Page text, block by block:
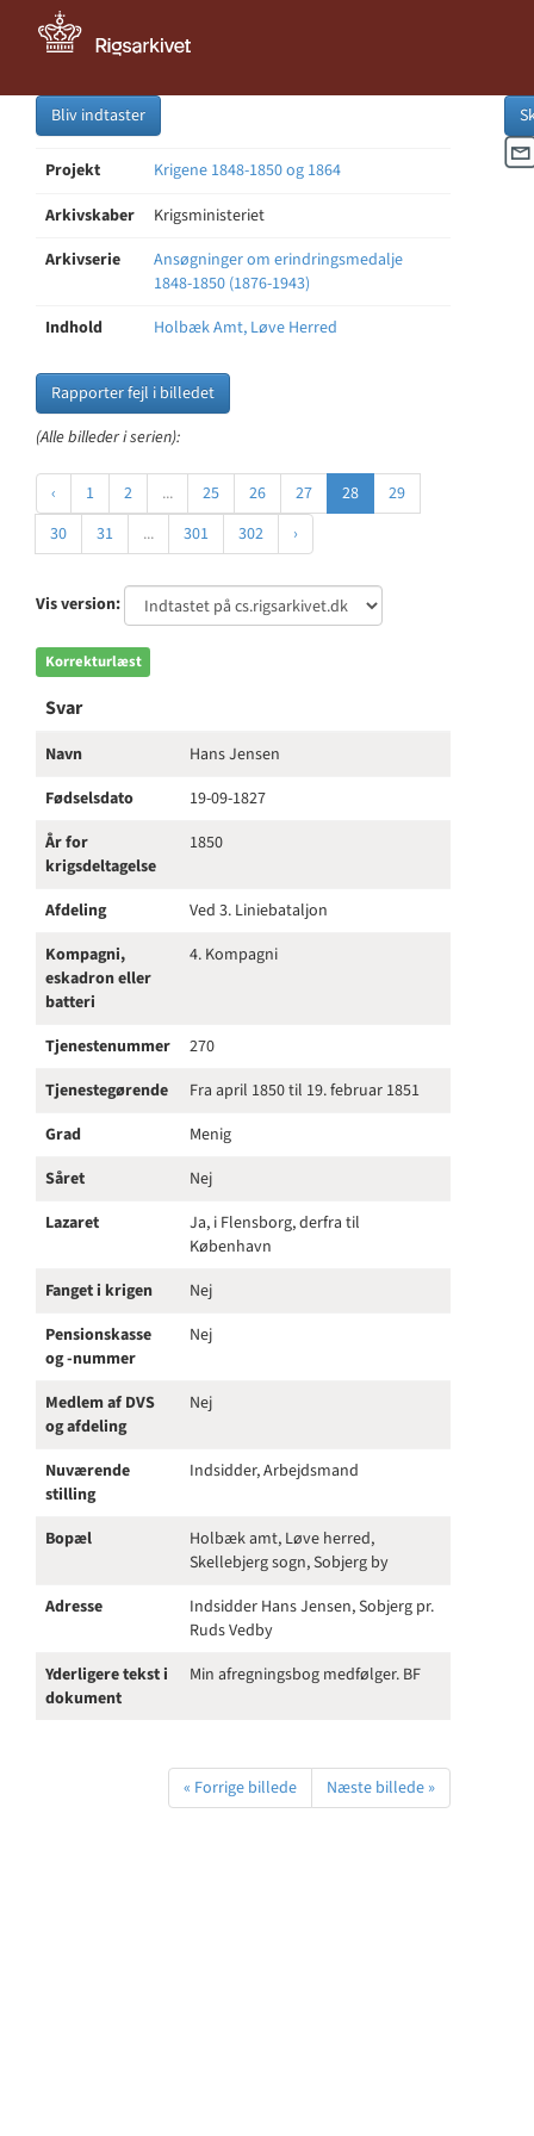
Bliv indtaster
Projekt
Krigene 1848-1850 og 1864
Arkivskaber
Krigsministeriet
Arkivserie
Ansøgninger om erindringsmedalje
1848-1850 (1876-1943)
Indhold
Holbæk Amt, Løve Herred
Rapporter fejl i billedet
(Alle billeder i serien):
‹ 1 2 ... 25 26 27 28
29
30
31 ... 301 302 ›
Vis version:
Korrekturlæst
Svar
Navn
Hans Jensen
Fødselsdato
19-09-1827
År for
krigsdeltagelse
1850
Afdeling
Ved 3. Liniebataljon
Kompagni,
eskadron eller
batteri
4. Kompagni
Tjenestenummer
270
Tjenestegørende
Fra april 1850 til 19. februar 1851
Grad
Menig
Såret
Nej
Lazaret
Ja, i Flensborg, derfra til
København
Fanget i krigen
Nej
Pensionskasse
og -nummer
Nej
Medlem af DVS
og afdeling
Nej
Nuværende
stilling
Indsidder, Arbejdsmand
Bopæl
Holbæk amt, Løve herred,
Skellebjerg sogn, Sobjerg by
Adresse
Indsidder Hans Jensen, Sobjerg pr.
Ruds Vedby
Yderligere tekst i
dokument
Min afregningsbog medfølger. BF
« Forrige billede Næste billede »